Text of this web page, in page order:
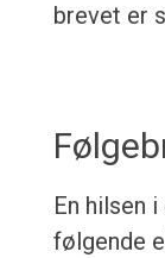
brevet er
En hilsen
følgende